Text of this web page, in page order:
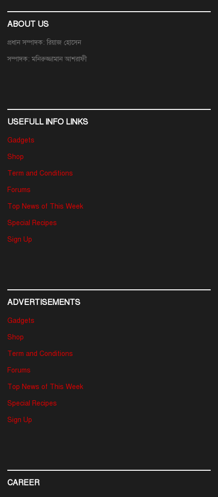
ABOUT US
প্রধান সম্পাদক: রিয়াজ হোসেন
সম্পাদক: মনিরুজ্জামান আশরাফী
USEFULL INFO LINKS
Gadgets
Shop
Term and Conditions
Forums
Top News of This Week
Special Recipes
Sign Up
ADVERTISEMENTS
Gadgets
Shop
Term and Conditions
Forums
Top News of This Week
Special Recipes
Sign Up
CAREER